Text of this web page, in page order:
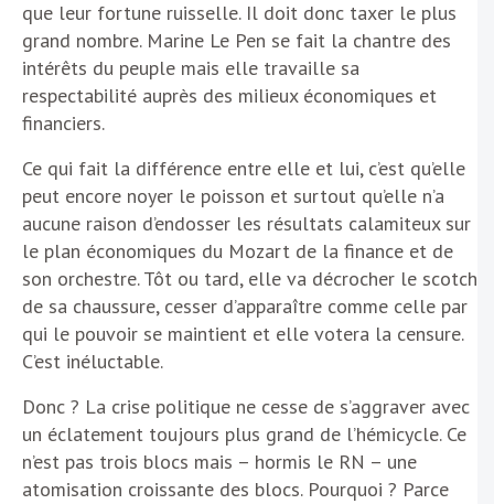
que leur fortune ruisselle. Il doit donc taxer le plus
grand nombre. Marine Le Pen se fait la chantre des
intérêts du peuple mais elle travaille sa
respectabilité auprès des milieux économiques et
financiers.
Ce qui fait la différence entre elle et lui, c’est qu’elle
peut encore noyer le poisson et surtout qu’elle n’a
aucune raison d’endosser les résultats calamiteux sur
le plan économiques du Mozart de la finance et de
son orchestre. Tôt ou tard, elle va décrocher le scotch
de sa chaussure, cesser d’apparaître comme celle par
qui le pouvoir se maintient et elle votera la censure.
C’est inéluctable.
Donc ? La crise politique ne cesse de s’aggraver avec
un éclatement toujours plus grand de l’hémicycle. Ce
n’est pas trois blocs mais – hormis le RN – une
atomisation croissante des blocs. Pourquoi ? Parce